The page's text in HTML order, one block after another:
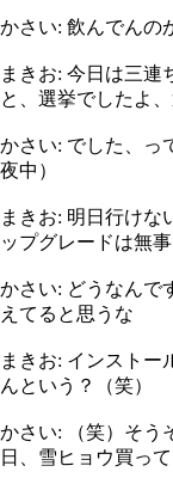
かさい: 飲んでん
まきお: 今日は三連
と、選挙でしたよ
かさい: でした、っ
夜中）
まきお: 明日行けな
ップグレードは無
かさい: どうなんで
えてると思うな
まきお: インストー
んという？（笑）
かさい: （笑）そう
日、雪ヒョウ買っ